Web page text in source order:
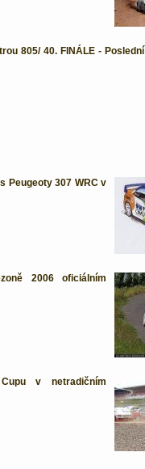
805/ 40. FINÁLE - Poslední
Peugeoty 307 WRC v
2006 oficiálním
v netradičním